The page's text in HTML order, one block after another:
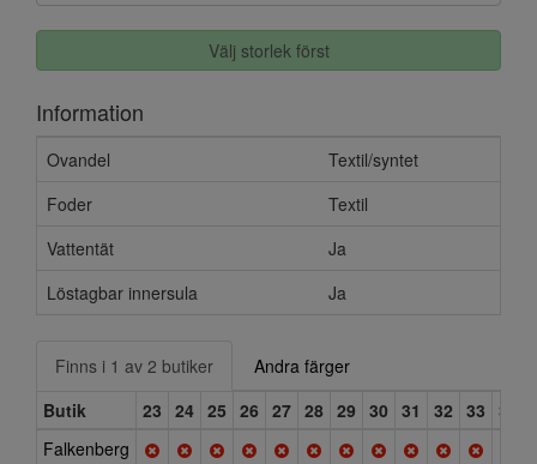
Välj storlek först
Information
Ovandel
Textil/syntet
Foder
Textil
Vattentät
Ja
Löstagbar innersula
Ja
Finns i 1 av 2 butiker
Andra färger
Butik
23 24 25 26 27 28 29 30 31 32 33 34
Falkenberg